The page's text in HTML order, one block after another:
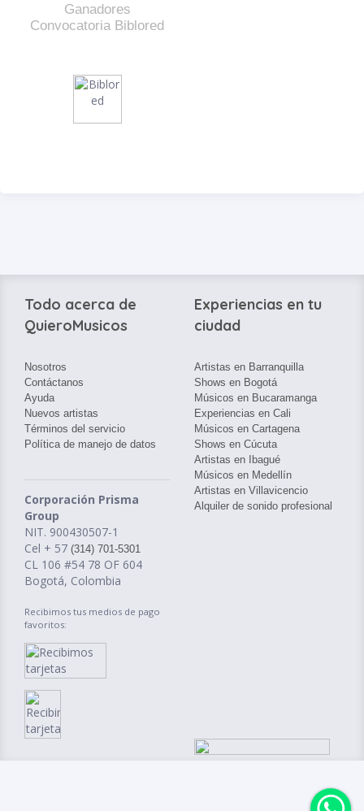
Ganadores
Convocatoria Biblored
Todo acerca de
QuieroMusicos
Nosotros
Contáctanos
Ayuda
Nuevos artistas
Términos del servicio
Política de manejo de datos
Corporación Prisma
Group
NIT. 900430507-1
Cel + 57 (314) 701-5301
CL 106 #54 78 OF 604
Bogotá, Colombia
Recibimos tus medios de pago
favoritos:
Experiencias en tu
ciudad
Artistas en Barranquilla
Shows en Bogotá
Músicos en Bucaramanga
Experiencias en Cali
Músicos en Cartagena
Shows en Cúcuta
Artistas en Ibagué
Músicos en Medellín
Artistas en Villavicencio
Alquiler de sonido profesional